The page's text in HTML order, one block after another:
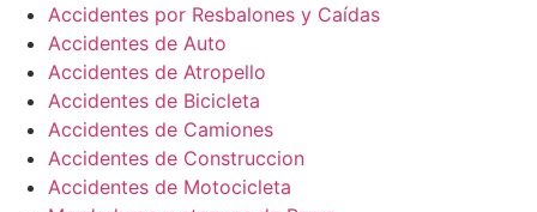
Accidentes por Resbalones y Caídas
Accidentes de Auto
Accidentes de Atropello
Accidentes de Bicicleta
Accidentes de Camiones
Accidentes de Construccion
Accidentes de Motocicleta